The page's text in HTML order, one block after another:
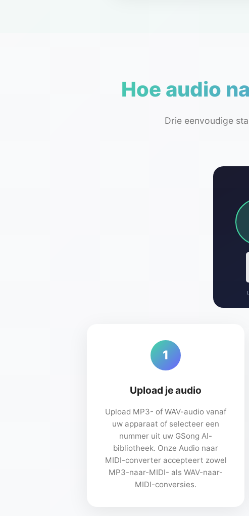
Hoe audio
Drie eenvoudige
1
Upload je audio
Upload MP3- of WAV-audio vanaf
uw apparaat of selecteer een
nummer uit uw GSong AI-
bibliotheek. Onze Audio naar
MIDI-converter accepteert zowel
MP3-naar-MIDI- als WAV-naar-
MIDI-conversies.